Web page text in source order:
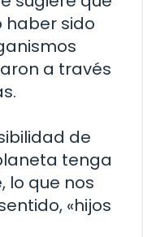
haber sido
a través
de
tenga
lo que nos
«hijos